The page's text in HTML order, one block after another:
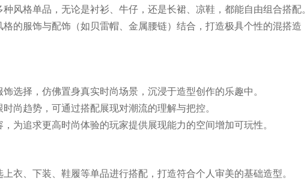
风格单品，无论是衬衫、牛仔，还是长裙、凉鞋，都能自由组合搭配。
的服饰与配饰（如贝雷帽、金属腰链）结合，打造极具个性的混搭造
选择，仿佛置身真实时尚场景，沉浸于造型创作的乐趣中。
尚趋势，可通过搭配展现对潮流的理解与把控。
为追求更高时尚体验的玩家提供展现能力的空间增加可玩性。
衣、下装、鞋履等单品进行搭配，打造符合个人审美的基础造型。